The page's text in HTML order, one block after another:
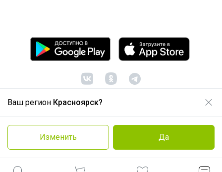
Ваш регион Красноярск?
Изменить Да
© ООО "Лявита", ОГРН 1122468054070, 2012 -2026
Политика конфиденциальности
Cоглашение пользователя